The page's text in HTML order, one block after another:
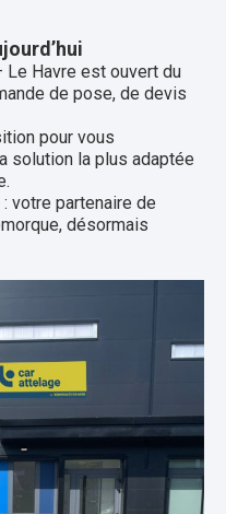
Le Havre est ouvert du
de pose, de devis
pour vous
solution la plus adaptée
votre partenaire de
désormais